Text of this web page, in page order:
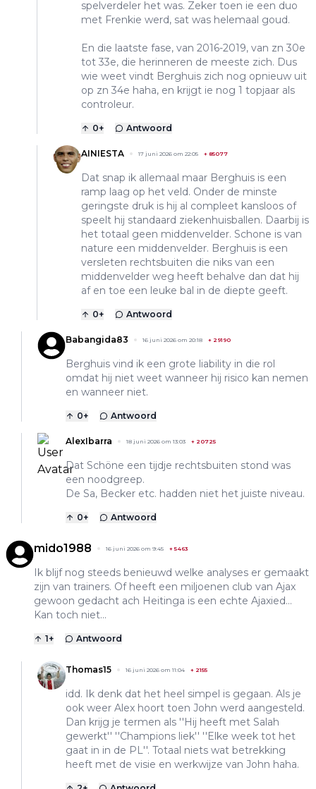
spelverdeler het was. Zeker toen ie een duo
met Frenkie werd, sat was helemaal goud.
En die laatste fase, van 2016-2019, van zn 30e
tot 33e, die herinneren de meeste zich. Dus
wie weet vindt Berghuis zich nog opnieuw uit
op zn 34e haha, en krijgt ie nog 1 topjaar als
controleur.
0+ Antwoord
AINIESTA 17 juni 2026 om 22:05 + 85077
Dat snap ik allemaal maar Berghuis is een
ramp laag op het veld. Onder de minste
geringste druk is hij al compleet kansloos of
speelt hij standaard ziekenhuisballen. Daarbij is
het totaal geen middenvelder. Schone is van
nature een middenvelder. Berghuis is een
versleten rechtsbuiten die niks van een
middenvelder weg heeft behalve dan dat hij
af en toe een leuke bal in de diepte geeft.
0+ Antwoord
Babangida83 16 juni 2026 om 20:18 + 29190
Berghuis vind ik een grote liability in die rol
omdat hij niet weet wanneer hij risico kan nemen
en wanneer niet.
0+ Antwoord
AlexIbarra 18 juni 2026 om 13:03 + 20725
Dat Schöne een tijdje rechtsbuiten stond was
een noodgreep.
De Sa, Becker etc. hadden niet het juiste niveau.
0+ Antwoord
mido1988 16 juni 2026 om 9:45 + 5463
Ik blijf nog steeds benieuwd welke analyses er gemaakt
zijn van trainers. Of heeft een miljoenen club van Ajax
gewoon gedacht ach Heitinga is een echte Ajaxied...
Kan toch niet...
1+ Antwoord
Thomas15 16 juni 2026 om 11:04 + 2155
idd. Ik denk dat het heel simpel is gegaan. Als je
ook weer Alex hoort toen John werd aangesteld.
Dan krijg je termen als ''Hij heeft met Salah
gewerkt'' ''Champions liek'' ''Elke week tot het
gaat in in de PL''. Totaal niets wat betrekking
heeft met de visie en werkwijze van John haha.